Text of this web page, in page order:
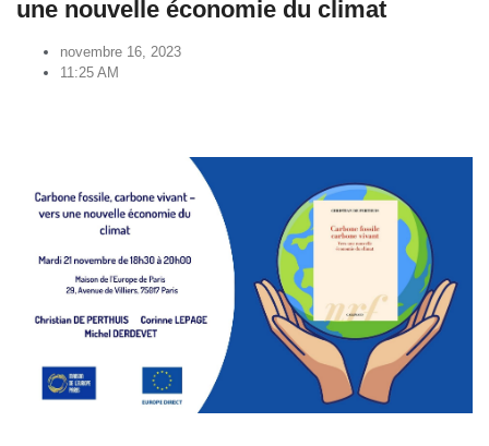
une nouvelle économie du climat
novembre 16, 2023
11:25 AM